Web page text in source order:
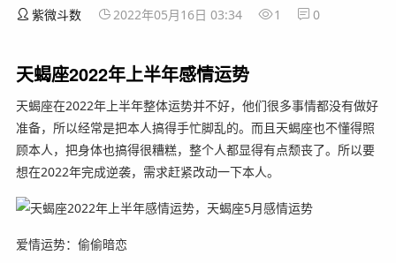
紫微斗数 2022年05月16日 03:34 1 0
天蝎座2022年上半年感情运势
天蝎座在2022年上半年整体运势并不好，他们很多事情都没有做好
准备，所以经常是把本人搞得手忙脚乱的。而且天蝎座也不懂得照
顾本人，把身体也搞得很糟糕，整个人都显得有点颓丧了。所以要
想在2022年完成逆袭，需求赶紧改动一下本人。
爱情运势：偷偷暗恋